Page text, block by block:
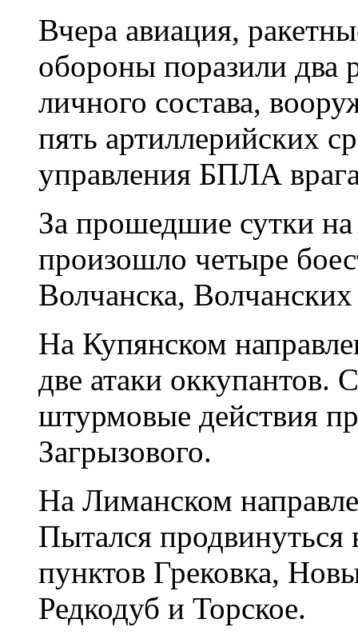
Вчера авиация,
обороны поразили два
личного состава,
пять артиллерийских
управления БПЛА
За прошедшие сутки
произошло четыре
Волчанска,
На Купянском
две атаки оккупантов.
штурмовые действия
Загрызового.
На Лиманском
Пытался продвинуться
пунктов Грековка,
Редкодуб и Торское.